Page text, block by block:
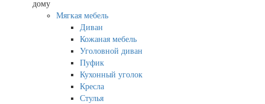
дому
Мягкая мебель
Диван
Кожаная мебель
Уголовной диван
Пуфик
Кухонный уголок
Кресла
Стулья